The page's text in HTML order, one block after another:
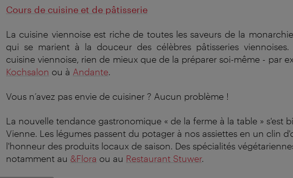
Cours de cuisine et de pâtisserie
La cuisine viennoise est riche de toutes les saveurs de la
qui se marient à la douceur des célèbres pâtisseries
cuisine viennoise, rien de mieux que de la préparer soi-même - par
Kochsalon ou à Andante.
Vous n’avez pas envie de cuisiner ? Aucun problème !
La nouvelle tendance gastronomique « de la ferme à la table » s'est
Vienne. Les légumes passent du potager à nos assiettes en un clin
l'honneur des produits locaux de saison. Des spécialités
notamment au &Flora ou au Restaurant Stuwer.